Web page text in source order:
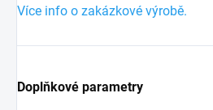
Více info o zakázkové výrobě.
Doplňkové parametry